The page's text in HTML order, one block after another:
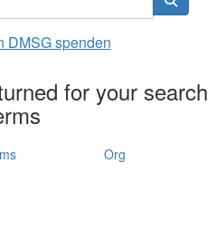
DMSG spenden
for your search
Org